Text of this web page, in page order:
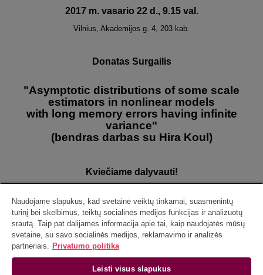
2017 m. vasario 22 d., 9.15 val.
Vilnius, Akademijos g. 4, 203 kab.
Donatas Surgailis
"Asymptotic distributions of some scale
estimators in nonlinear models
with long memory errors having infinite
variance"
(bendras darbas su Hira Koul)
Kviečiame dalyvauti!
Naudojame slapukus, kad svetainė veiktų tinkamai, suasmenintų
turinį bei skelbimus, teiktų socialinės medijos funkcijas ir analizuotų
srautą. Taip pat dalijamės informacija apie tai, kaip naudojatės mūsų
svetaine, su savo socialinės medijos, reklamavimo ir analizės
partneriais. Privatumo politika
Leisti visus slapukus